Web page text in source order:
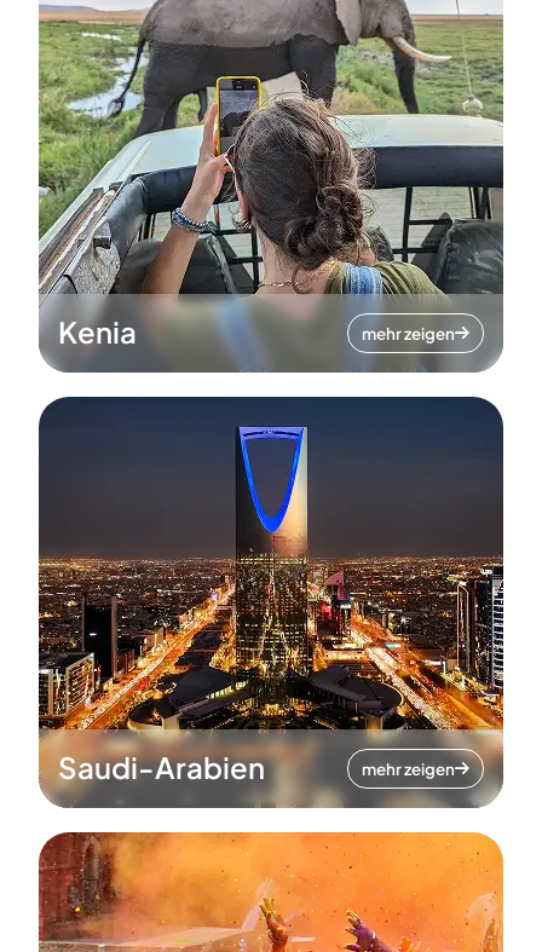
Kenia mehr zeigen
Saudi-Arabien mehr zeigen